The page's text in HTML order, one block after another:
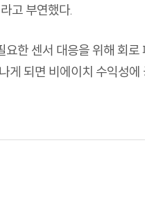
고 부연했다.
요한 센서 대응을 위해 회
게 되면 비에이치 수익성